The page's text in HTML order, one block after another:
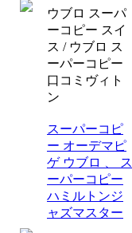
ウブロ スーパ
ーコピー スイ
ス / ウブロ ス
ーパーコピー
口コミヴィト
ン
スーパーコピ
ー オーデマピ
ゲ ウブロ 、 ス
ーパーコピー
ハミルトンジ
ャズマスター